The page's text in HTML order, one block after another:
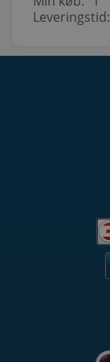
Leveringstid: